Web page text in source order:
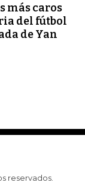
más caros
del fútbol
de Yan
reservados.